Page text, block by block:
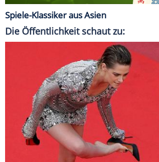
Spiele-Klassiker aus Asien
Die Öffentlichkeit schaut zu: